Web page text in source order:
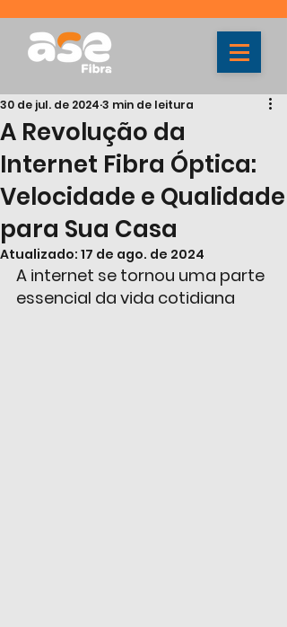
A Revolução da
Internet Fibra Óptica:
Velocidade e Qualidade
para Sua Casa
30 de jul. de 2024 3 min de leitura
Atualizado: 17 de ago. de 2024
A internet se tornou uma parte
essencial da vida cotidiana